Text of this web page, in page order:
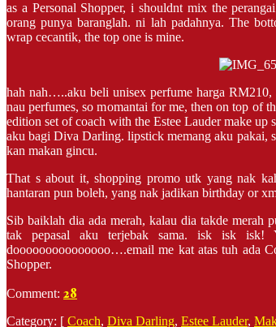
as a Personal Shopper, i shouldnt mix the
orang punya baranglah. ni lah padahnya. The
wrap cecantik, the top one is mine.
hah nah…..aku beli unisex perfume harga RM210,
nau perfumes, so momantai for me, then on top of
edition set of coach with the Estee Lauder make up
aku bagi Diva Darling. lipstick memang aku pakai,
kan makan gincu.
That s about it, shopping promo utk yang nak
hantaran pun boleh, yang nak jadikan birthday
Sib baiklah dia ada merah, kalau dia takde merah
tak pepasal aku terjebak sama. isk isk
dooooooooooooooo….email me kat atas tuh ada
Shopper.
Comment: 28
Category: [ Coach, Diva Darling, Estee Lauder,